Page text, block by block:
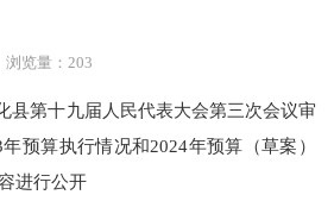
浏览量：203
县第十九届人民代表大会第三次会议审
预算执行情况和2024年预算（草案）
进行公开